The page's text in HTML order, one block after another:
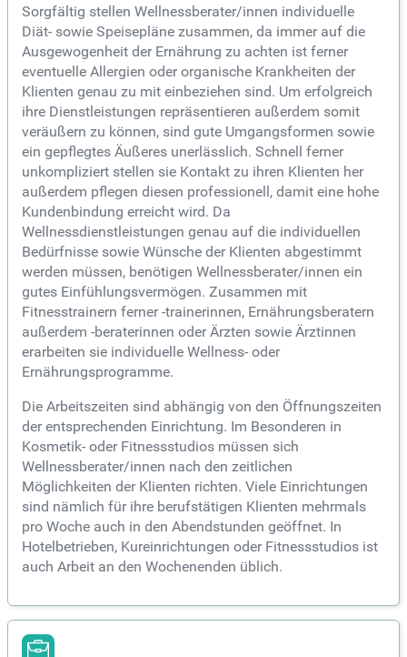
Sorgfältig stellen Wellnessberater/innen individuelle
Diät- sowie Speisepläne zusammen, da immer auf die
Ausgewogenheit der Ernährung zu achten ist ferner
eventuelle Allergien oder organische Krankheiten der
Klienten genau zu mit einbeziehen sind. Um erfolgreich
ihre Dienstleistungen repräsentieren außerdem somit
veräußern zu können, sind gute Umgangsformen sowie
ein gepflegtes Äußeres unerlässlich. Schnell ferner
unkompliziert stellen sie Kontakt zu ihren Klienten her
außerdem pflegen diesen professionell, damit eine hohe
Kundenbindung erreicht wird. Da
Wellnessdienstleistungen genau auf die individuellen
Bedürfnisse sowie Wünsche der Klienten abgestimmt
werden müssen, benötigen Wellnessberater/innen ein
gutes Einfühlungsvermögen. Zusammen mit
Fitnesstrainern ferner -trainerinnen, Ernährungsberatern
außerdem -beraterinnen oder Ärzten sowie Ärztinnen
erarbeiten sie individuelle Wellness- oder
Ernährungsprogramme.
Die Arbeitszeiten sind abhängig von den Öffnungszeiten
der entsprechenden Einrichtung. Im Besonderen in
Kosmetik- oder Fitnessstudios müssen sich
Wellnessberater/innen nach den zeitlichen
Möglichkeiten der Klienten richten. Viele Einrichtungen
sind nämlich für ihre berufstätigen Klienten mehrmals
pro Woche auch in den Abendstunden geöffnet. In
Hotelbetrieben, Kureinrichtungen oder Fitnessstudios ist
auch Arbeit an den Wochenenden üblich.